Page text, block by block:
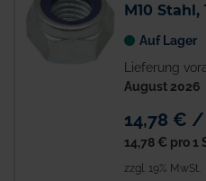
M10 Stahl,
Auf Lager
Lieferung
August 2026
14,78 € /
14,78 € pro 1
zzgl. 19% MwSt.